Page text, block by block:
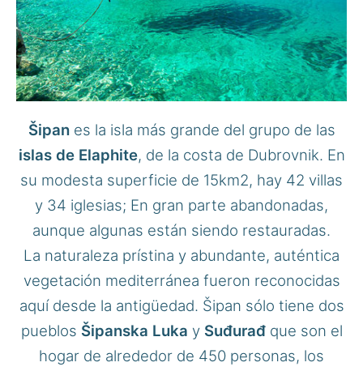
Šipanes la isla más grande del grupo de las
islas de Elaphite, de la costa de Dubrovnik. En
su modesta superficie de 15km2, hay 42 villas
y 34 iglesias; En gran parte abandonadas,
aunque algunas están siendo restauradas.
La naturaleza prístina y abundante, auténtica
vegetación mediterránea fueron reconocidas
aquí desde la antigüedad. Šipan sólo tiene dos
pueblos Šipanska Luka y Suđurađque son el
hogar de alrededor de 450 personas, los